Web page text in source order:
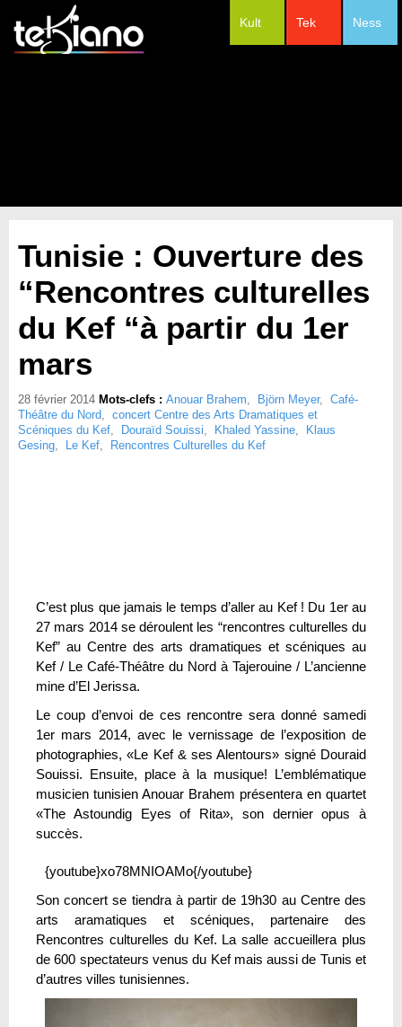
Ness
Tek
Kult
Tunisie : Ouverture des
“Rencontres culturelles
du Kef “à partir du 1er
mars
28 février 2014 Mots-clefs : Anouar Brahem, Björn Meyer, Café-
Théâtre du Nord, concert Centre des Arts Dramatiques et
Scéniques du Kef, Douraïd Souissi, Khaled Yassine,
Klaus
Gesing, Le Kef, Rencontres Culturelles du Kef
C’est plus que jamais le temps d’aller au Kef ! Du 1er au
27 mars 2014 se déroulent les “rencontres culturelles du
Kef” au Centre des arts dramatiques et scéniques au
Kef / Le Café-Théâtre du Nord à Tajerouine / L’ancienne
mine d’El Jerissa.
Le coup d’envoi de ces rencontre sera donné samedi
1er mars 2014, avec le vernissage de l’exposition de
photographies, «Le Kef & ses Alentours» signé Douraid
Souissi. Ensuite, place à la musique! L’emblématique
musicien tunisien Anouar Brahem présentera en quartet
«The Astoundig Eyes of Rita», son dernier opus à
succès.
{youtube}xo78MNIOAMo{/youtube}
Son concert se tiendra à partir de 19h30 au Centre des
arts aramatiques et scéniques, partenaire des
Rencontres culturelles du Kef. La salle accueillera plus
de 600 spectateurs venus du Kef mais aussi de Tunis et
d’autres villes tunisiennes.